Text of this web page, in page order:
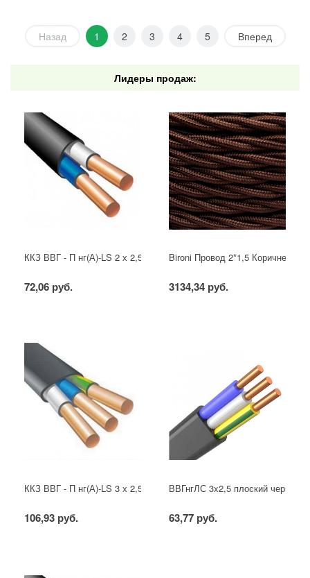
Назад 1 2 3 4 5 Вперед
Лидеры продаж:
ККЗ ВВГ - П нг(А)-LS 2 х 2,5 ГОСТ
72,06 руб.
Bironi Провод 2*1,5 Коричневый
3134,34 руб.
ККЗ ВВГ - П нг(А)-LS 3 х 2,5 ГОСТ
106,93 руб.
ВВГнгЛС 3x2,5 плоский черный
63,77 руб.